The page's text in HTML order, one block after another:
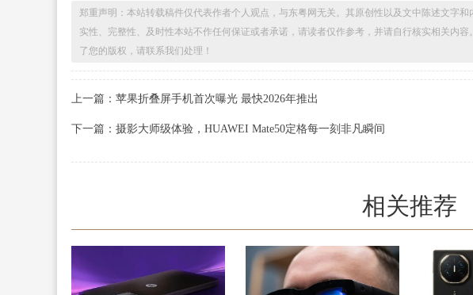
郑重声明：本站转载稿件仅代表作者个人观点，与东粤网无关。其原创性以及文中陈述文字
实性、完整性、及时性本站不作任何保证或者承诺，请读者仅作参考，并请自行核实相关内
了您的版权，请联系我们处理！
上一篇：苹果折叠屏手机首次曝光 最快2026年推出
下一篇：摄影大师级体验，HUAWEI Mate50定格每一刻非凡瞬间
相关推荐